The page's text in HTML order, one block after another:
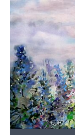
Перейти к